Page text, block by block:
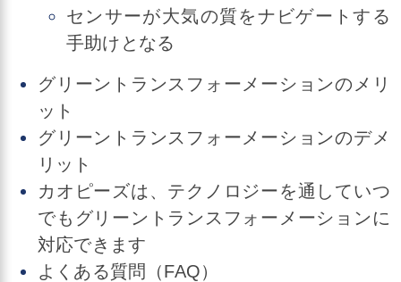
センサーが大気の質をナビゲートする
手助けとなる
グリーントランスフォーメーションのメリ
ット
グリーントランスフォーメーションのデメ
リット
カオピーズは、テクノロジーを通していつ
でもグリーントランスフォーメーションに
対応できます
よくある質問（FAQ）